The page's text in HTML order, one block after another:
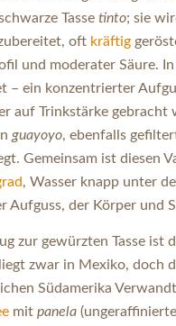
Tasse tinto; sie
oft kräftig
und moderater Säure.
– ein konzentrierter
auf Trinkstärke gebracht
guayoyo, ebenfalls
Gemeinsam ist diesen
, Wasser knapp unter
Aufguss, der Körper und
zur gewürzten Tasse ist
zwar in Mexiko, doch
Südamerika
mit panela